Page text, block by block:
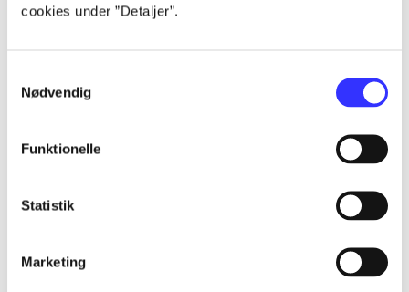
cookies under ”Detaljer”.
Nødvendig
Funktionelle
Statistik
Marketing
...
...